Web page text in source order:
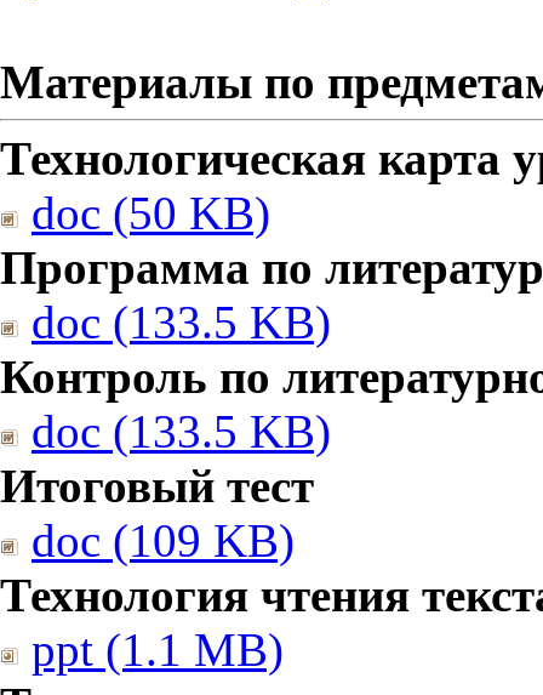
Материалы по
Технологическая карта
doc (50 KB)
Программа по
doc (133.5 KB)
Контроль по
doc (133.5 KB)
Итоговый тест
doc (109 KB)
Технология чтения
ppt (1.1 MB)